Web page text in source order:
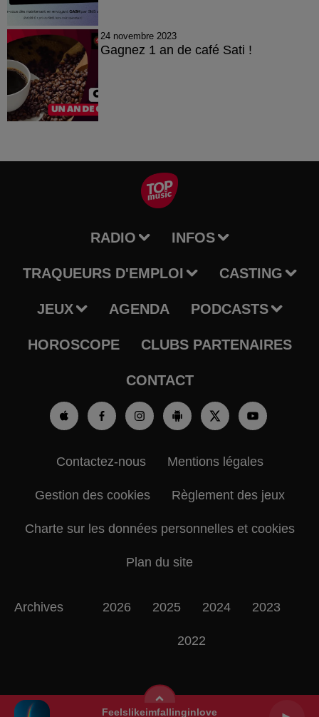
Feelslikeimfallinginlove
24 novembre 2023
Gagnez 1 an de café Sati !
RADIO INFOS
TRAQUEURS D'EMPLOI CASTING
JEUX AGENDA PODCASTS
HOROSCOPE CLUBS PARTENAIRES
CONTACT
Contactez-nous Mentions légales
Gestion des cookies Règlement des jeux
Charte sur les données personnelles et cookies
Plan du site
Archives 2026 2025 2024 2023
2022